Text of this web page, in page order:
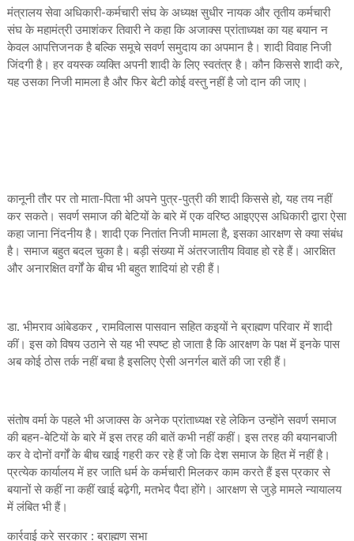
मंत्रालय सेवा अधिकारी-कर्मचारी संघ के अध्यक्ष सुधीर नायक और तृतीय कर्मचारी
संघ के महामंत्री उमाशंकर तिवारी ने कहा कि अजाक्स प्रांताध्यक्ष का यह बयान न
केवल आपत्तिजनक है बल्कि समूचे सवर्ण समुदाय का अपमान है। शादी विवाह निजी
जिंदगी है। हर वयस्क व्यक्ति अपनी शादी के लिए स्वतंत्र है। कौन किससे शादी करे,
यह उसका निजी मामला है और फिर बेटी कोई वस्तु नहीं है जो दान की जाए।
कानूनी तौर पर तो माता-पिता भी अपने पुत्र-पुत्री की शादी किससे हो, यह तय नहीं
कर सकते। सवर्ण समाज की बेटियों के बारे में एक वरिष्ठ आइएएस अधिकारी द्वारा ऐसा
कहा जाना निंदनीय है। शादी एक नितांत निजी मामला है, इसका आरक्षण से क्या संबंध
है। समाज बहुत बदल चुका है। बड़ी संख्या में अंतरजातीय विवाह हो रहे हैं। आरक्षित
और अनारक्षित वर्गों के बीच भी बहुत शादियां हो रही हैं।
डा. भीमराव आंबेडकर , रामविलास पासवान सहित कइयों ने ब्राह्मण परिवार में शादी
कीं। इस को विषय उठाने से यह भी स्पष्ट हो जाता है कि आरक्षण के पक्ष में इनके पास
अब कोई ठोस तर्क नहीं बचा है इसलिए ऐसी अनर्गल बातें की जा रही हैं।
संतोष वर्मा के पहले भी अजाक्स के अनेक प्रांताध्यक्ष रहे लेकिन उन्होंने सवर्ण समाज
की बहन-बेटियों के बारे में इस तरह की बातें कभी नहीं कहीं। इस तरह की बयानबाजी
कर वे दोनों वर्गों के बीच खाई गहरी कर रहे हैं जो कि देश समाज के हित में नहीं है।
प्रत्येक कार्यालय में हर जाति धर्म के कर्मचारी मिलकर काम करते हैं इस प्रकार से
बयानों से कहीं ना कहीं खाई बढ़ेगी, मतभेद पैदा होंगे। आरक्षण से जुड़े मामले न्यायालय
में लंबित भी हैं।
कार्रवाई करे सरकार : ब्राह्मण सभा